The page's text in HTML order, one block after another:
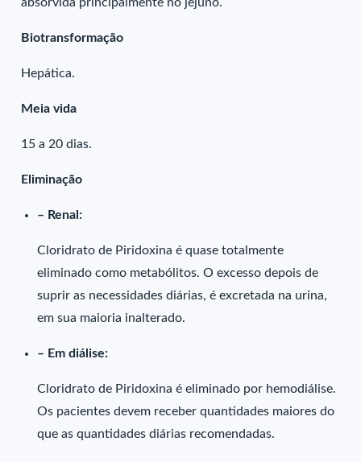
Biotransformação
Hepática.
Meia vida
15 a 20 dias.
Eliminação
– Renal:
Cloridrato de Piridoxina é quase totalmente
eliminado como metabólitos. O excesso depois de
suprir as necessidades diárias, é excretada na urina,
em sua maioria inalterado.
– Em diálise:
Cloridrato de Piridoxina é eliminado por hemodiálise.
Os pacientes devem receber quantidades maiores do
que as quantidades diárias recomendadas.